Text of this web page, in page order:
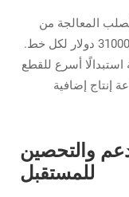
المعالجة من
تكاليف الصيانة السنوية بمقدار 24000 إلى 31000 دولار لكل خط.
أسرع للقطع
مما يُترجم إلى أكثر من 190 ساعة إنتاج إضافية
والتحصين
للمستقبل